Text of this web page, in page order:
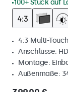
100+ Stück auf
4:3 Multi-
Anschlüsse:
Montage:
Außenmaße: